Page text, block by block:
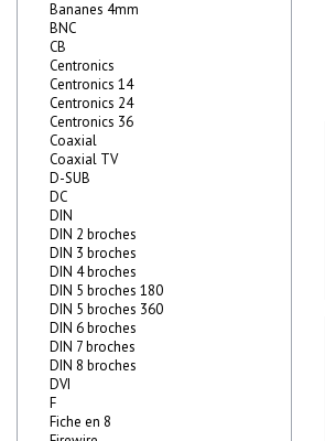
Bananes 4mm
BNC
CB
Centronics
Centronics 14
Centronics 24
Centronics 36
Coaxial
Coaxial TV
D-SUB
DC
DIN
DIN 2 broches
DIN 3 broches
DIN 4 broches
DIN 5 broches 180
DIN 5 broches 360
DIN 6 broches
DIN 7 broches
DIN 8 broches
DVI
F
Fiche en 8